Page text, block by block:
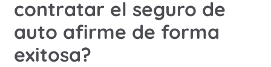
contratar el seguro de
auto afirme de forma
exitosa?